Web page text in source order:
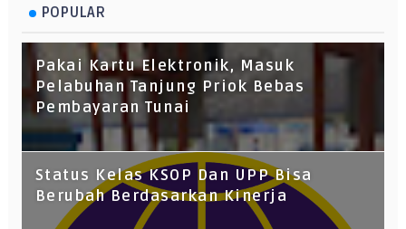
POPULAR
Pakai Kartu Elektronik, Masuk
Pelabuhan Tanjung Priok Bebas
Pembayaran Tunai
Status Kelas KSOP Dan UPP Bisa
Berubah Berdasarkan Kinerja